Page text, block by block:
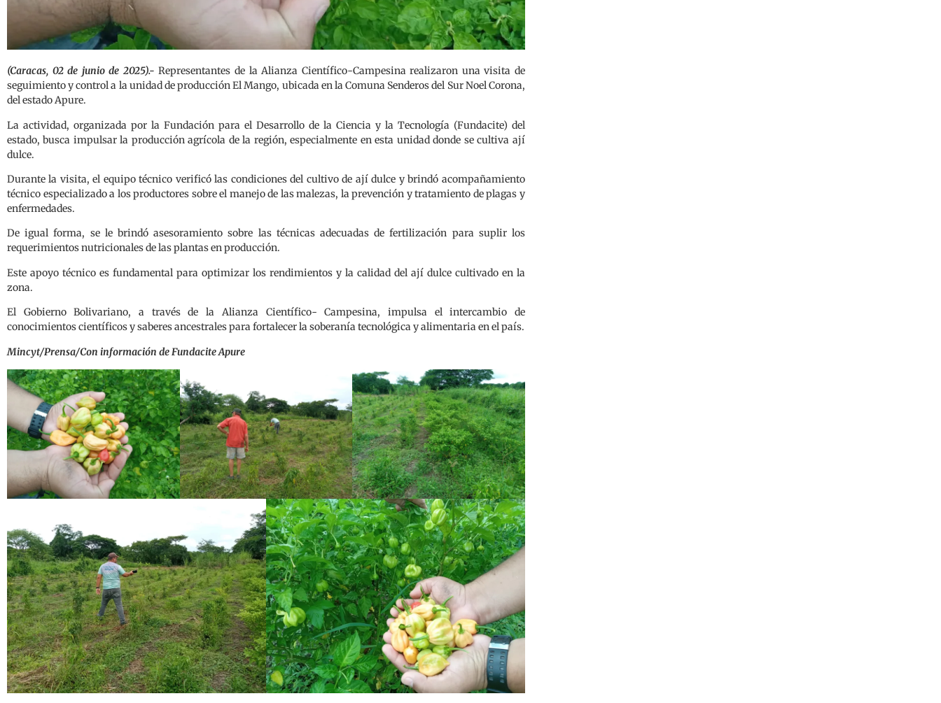
(Caracas, 02 de junio de 2025).-Representantes de la Alianza Científico-Campesina realizaron una visita de
seguimiento y control a la unidad de producción El Mango, ubicada en la Comuna Senderos del Sur Noel Corona,
del estado Apure.
La actividad, organizada por la Fundación para el Desarrollo de la Ciencia y la Tecnología (Fundacite) del
estado, busca impulsar la producción agrícola de la región, especialmente en esta unidad donde se cultiva ají
dulce.
Durante la visita, el equipo técnico verificó las condiciones del cultivo de ají dulce y brindó acompañamiento
técnico especializado a los productores sobre el manejo de las malezas, la prevención y tratamiento de plagas y
enfermedades.
De igual forma, se le brindó asesoramiento sobre las técnicas adecuadas de fertilización para suplir los
requerimientos nutricionales de las plantas en producción.
Este apoyo técnico es fundamental para optimizar los rendimientos y la calidad del ají dulce cultivado en la
zona.
El Gobierno Bolivariano, a través de la Alianza Científico- Campesina, impulsa el intercambio de
conocimientos científicos y saberes ancestrales para fortalecer la soberanía tecnológica y alimentaria en el país.
Mincyt/Prensa/Con información de Fundacite Apure